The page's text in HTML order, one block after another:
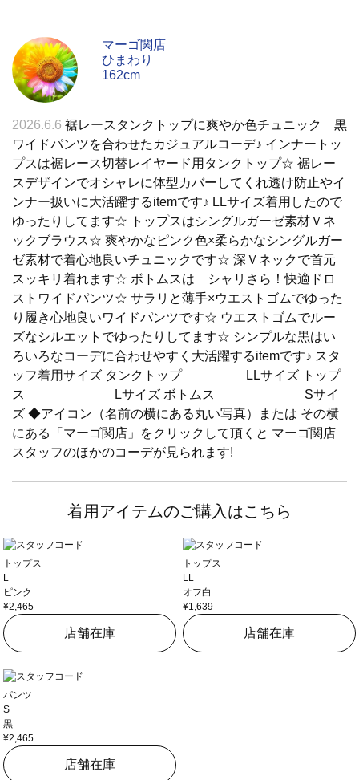
マーゴ関店
ひまわり
162cm
2026.6.6 裾レースタンクトップに爽やか色チュニック 黒
ワイドパンツを合わせたカジュアルコーデ♪ インナートッ
プスは裾レース切替レイヤード用タンクトップ☆ 裾レー
スデザインでオシャレに体型カバーしてくれ透け防止やイ
ンナー扱いに大活躍するitemです♪ LLサイズ着用したので
ゆったりしてます☆ トップスはシングルガーゼ素材Ｖネ
ックブラウス☆ 爽やかなピンク色×柔らかなシングルガー
ゼ素材で着心地良いチュニックです☆ 深Ｖネックで首元
スッキリ着れます☆ ボトムスは シャリさら！快適ドロ
ストワイドパンツ☆ サラリと薄手×ウエストゴムでゆった
り履き心地良いワイドパンツです☆ ウエストゴムでルー
ズなシルエットでゆったりしてます☆ シンプルな黒はい
ろいろなコーデに合わせやすく大活躍するitemです♪ スタ
ッフ着用サイズ タンクトップ LLサイズ トップ
ス Lサイズ ボトムス Sサイ
ズ ◆アイコン（名前の横にある丸い写真）または その横
にある「マーゴ関店」をクリックして頂くと マーゴ関店
スタッフのほかのコーデが見られます!
着用アイテムのご購入はこちら
トップス
L
ピンク
¥2,465
店舗在庫
トップス
LL
オフ白
¥1,639
店舗在庫
パンツ
S
黒
¥2,465
店舗在庫